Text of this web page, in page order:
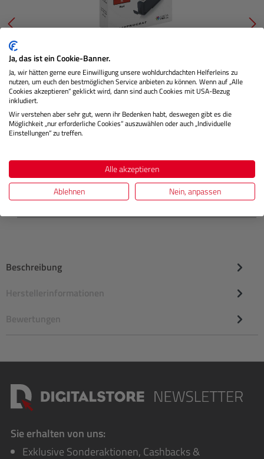
PFI-300R Tinte (rot)
Lagernd
€ 18,99
IN DEN WARENKORB
Beschreibung
Herstellerinformationen
Bewertungen
Sie erhalten von uns:
Exklusive Sonderaktionen, Cashbacks &
Ja, das ist ein Cookie-Banner.
Ja, wir hätten gerne eure Einwilligung unsere wohldurchdachten Helferleins zu
nutzen, um euch den bestmöglichen Service anbieten zu können. Wenn auf „Alle
Cookies akzeptieren“ geklickt wird, dann sind auch Cookies mit USA-Bezug
inkludiert.
Wir verstehen aber sehr gut, wenn ihr Bedenken habt, deswegen gibt es die
Möglichkeit „nur erforderliche Cookies“ auszuwählen oder auch „Individuelle
Einstellungen“ zu treffen.
Alle akzeptieren
Ablehnen
Nein, anpassen